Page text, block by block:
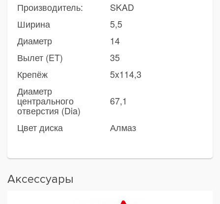
Производитель:
SKAD
Ширина
5,5
Диаметр
14
Вылет (ET)
35
Крепёж
5x114,3
Диаметр
центрального
отверстия (Dia)
67,1
Цвет диска Алмаз
Аксессуары